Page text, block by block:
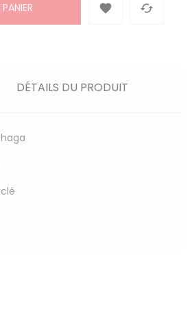
 
DÉTAILS DU PRODUIT